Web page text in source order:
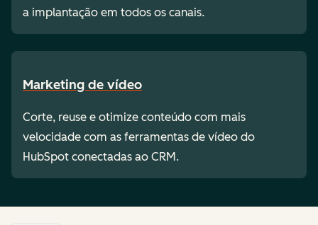
a implantação em todos os canais.
Marketing de vídeo
Corte, reuse e otimize conteúdo com mais
velocidade com as ferramentas de vídeo do
HubSpot conectadas ao CRM.